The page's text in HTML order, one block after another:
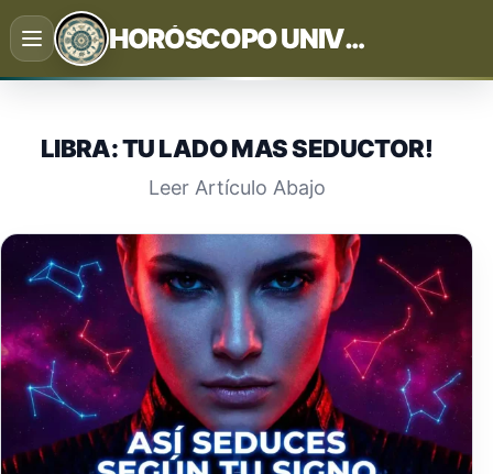
Saltar
al
contenido
HORÓSCOPO UNIVERSAL
LIBRA: TU LADO MAS SEDUCTOR!
Leer Artículo Abajo